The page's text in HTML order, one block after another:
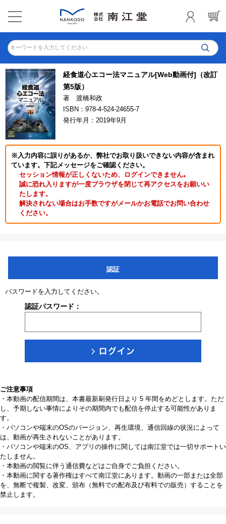
キーワードを入力してください
経食道心エコー法マニュアル[Web動画付]（改訂
第5版）
著 渡橋和政
ISBN：978-4-524-24655-7
発行年月：2019年9月
※入力内容に誤りがあるか、弊社でお取り扱いできない内容が含まれ
ています。下記メッセージをご確認ください。
セッション情報が正しくないため、ログインできません｡
誠に恐れ入りますが一度ブラウザを閉じて再アクセスをお願いい
たします。
解決されない場合はお手数ですがメールかお電話でお問い合わせ
ください。
認証
パスワードを入力してください。
認証パスワード：
ご注意事項
・本動画の配信期間は、本書最新刷発行日より 5 年間をめどとします。ただ
し、予期しない事情によりその期間内でも配信を停止する可能性がありま
す。
・パソコンや端末のOSのバージョン、再生環境、通信回線の状況によって
は、動画が再生されないことがあります。
・パソコンや端末のOS、アプリの操作に関しては南江堂では一切サポートい
たしません。
・本動画の閲覧に伴う通信費などはご自身でご負担ください。
・本動画に関する著作権はすべて南江堂にあります。動画の一部または全部
を、無断で複製、改変、頒布（無料での配布及び有料での販売）することを
禁止します。